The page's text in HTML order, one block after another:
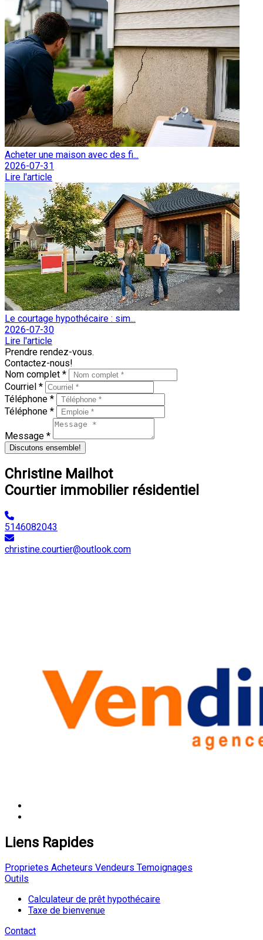
Acheter une maison avec des fi...
2026-07-31
Lire l'article
Le courtage hypothécaire : sim...
2026-07-30
Lire l'article
Prendre rendez-vous.
Contactez-nous!
Nom complet *
Courriel *
Téléphone *
Téléphone *
Message *
Discutons ensemble!
Christine Mailhot
Courtier immobilier résidentiel
5146082043
christine.courtier@outlook.com
Liens Rapides
Proprietes Acheteurs Vendeurs Temoignages
Outils
Calculateur de prêt hypothécaire
Taxe de bienvenue
Contact